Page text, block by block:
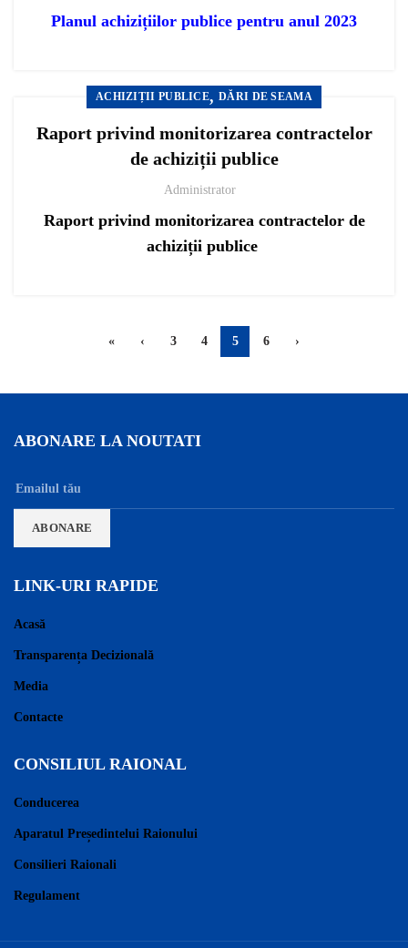
Planul achizițiilor publice pentru anul 2023
ACHIZIȚII PUBLICE,DĂRI DE SEAMA
Raport privind monitorizarea contractelor
de achiziții publice
Administrator
Raport privind monitorizarea contractelor de
achiziții publice
« ‹ 3 4 5 6 ›
ABONARE LA NOUTATI
LINK-URI RAPIDE
Acasă
Transparența Decizională
Media
Contacte
CONSILIUL RAIONAL
Conducerea
Aparatul Președintelui Raionului
Consilieri Raionali
Regulament